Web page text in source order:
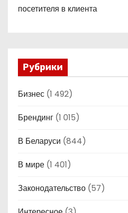
посетителя в клиента
Рубрики
Бизнес (1 492)
Брендинг (1 015)
В Беларуси (844)
В мире (1 401)
Законодательство (57)